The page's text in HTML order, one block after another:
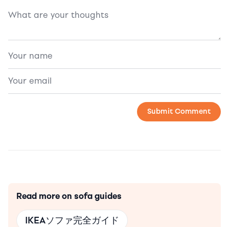
Read more on sofa guides
IKEAソファ完全ガイド